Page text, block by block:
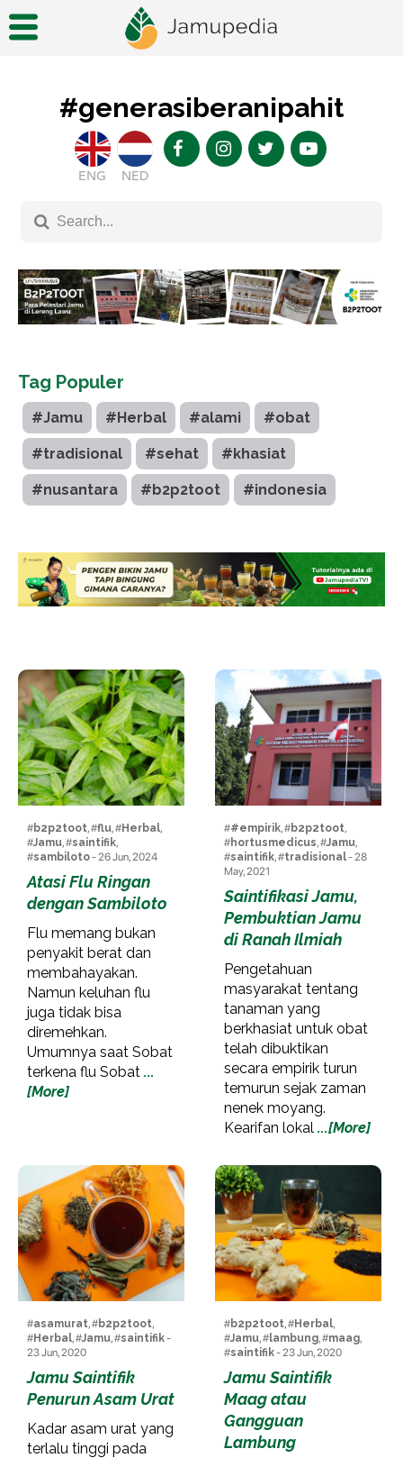
#generasiberanipahit
ENG NED
Tag Populer
#Jamu #Herbal #alami #obat
#tradisional #sehat #khasiat
#nusantara #b2p2toot #indonesia
#b2p2toot, #flu, #Herbal,
#Jamu, #saintifik,
#sambiloto- 26 Jun, 2024
Atasi Flu Ringan
dengan Sambiloto
Flu memang bukan
penyakit berat dan
membahayakan.
Namun keluhan flu
juga tidak bisa
diremehkan.
Umumnya saat Sobat
terkena flu Sobat ...
[More]
##empirik, #b2p2toot,
#hortusmedicus, #Jamu,
#saintifik, #tradisional- 28
May, 2021
Saintifikasi Jamu,
Pembuktian Jamu
di Ranah Ilmiah
Pengetahuan
masyarakat tentang
tanaman yang
berkhasiat untuk obat
telah dibuktikan
secara empirik turun
temurun sejak zaman
nenek moyang.
Kearifan lokal ...[More]
#asamurat, #b2p2toot,
#Herbal, #Jamu, #saintifik-
23 Jun, 2020
Jamu Saintifik
Penurun Asam Urat
Kadar asam urat yang
terlalu tinggi pada
#b2p2toot, #Herbal,
#Jamu, #lambung, #maag,
#saintifik- 23 Jun, 2020
Jamu Saintifik
Maag atau
Gangguan
Lambung